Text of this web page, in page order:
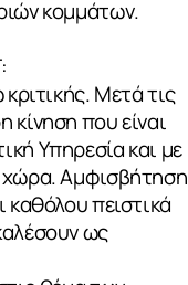
κομμάτων.
Μετά τις
κίνηση που είναι
Υπηρεσία και με
χώρα. Αμφισβήτηση
καθόλου πειστικά
ως